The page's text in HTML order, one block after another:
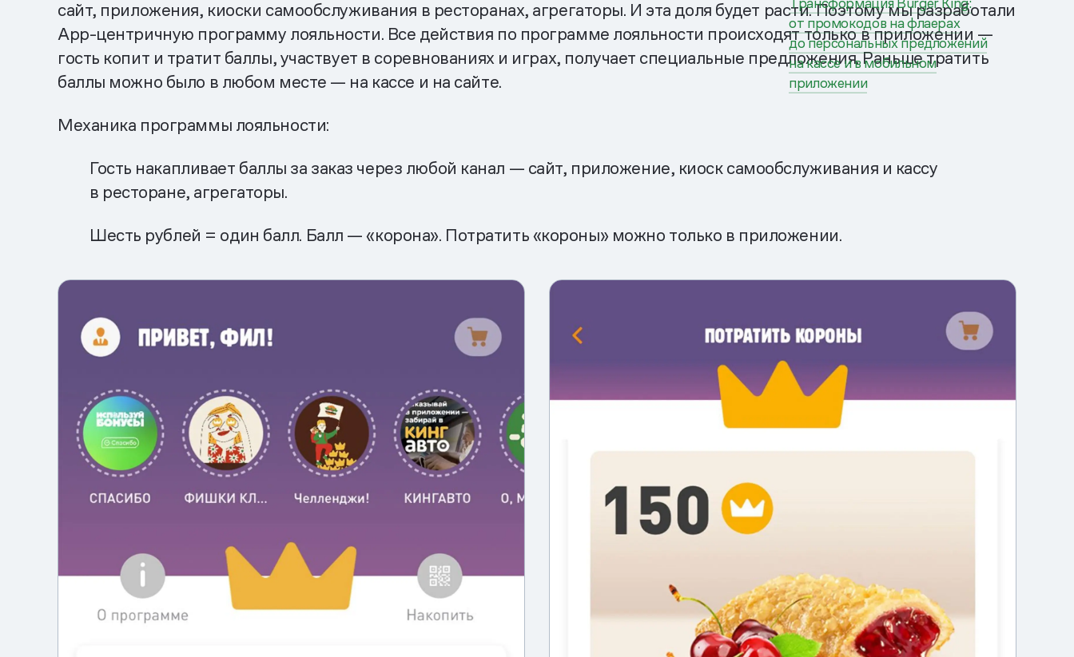
от промокодов на флаерах
до персональных предложений
на кассе и в мобильном
приложении
сайт, приложения, киоски самообслуживания в ресторанах, агрегаторы. И эта доля будет расти. Поэтому мы разработали
App-центричную программу лояльности. Все действия по программе лояльности происходят только в приложении —
гость копит и тратит баллы, участвует в соревнованиях и играх, получает специальные предложения. Раньше тратить
баллы можно было в любом месте — на кассе и на сайте.
Механика программы лояльности:
Гость накапливает баллы за заказ через любой канал — сайт, приложение, киоск самообслуживания и кассу
в ресторане, агрегаторы.
Шесть рублей = один балл. Балл — «корона». Потратить «короны» можно только в приложении.